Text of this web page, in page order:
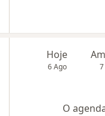
Hoje
6 Ago
O